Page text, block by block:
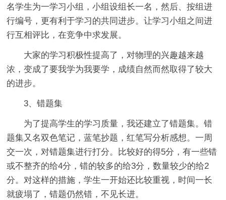
名学生为一学习小组，小组设组长一名，然后、按组进
行编号，更有利于学习的共同进步。让学习小组之间进
行互相评比，在竞争中求发展。
大家的学习积极性提高了，对物理的兴趣越来越
浓，变成了要我学为我要学，成绩自然而然取得了较大
的进步。
3、错题集
为了提高学生的学习质量，我还建立了错题集。错
题集又名双色笔记，蓝笔抄题，红笔写分析感想。一周
交一次，对错题集进行打分。比较好的得5分，有一些错
或不整齐的给4分，错的较多的给3分，数量较少的给2
分。对这样的措施，学生一开始还比较重视，时间一长
就疲塌了，错题仍然错，不见长进。